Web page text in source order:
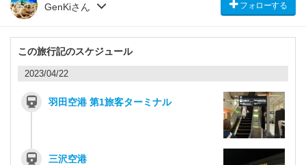
GenKiさん フォローする
この旅行記のスケジュール
2023/04/22
羽田空港 第1旅客ターミナル
三沢空港